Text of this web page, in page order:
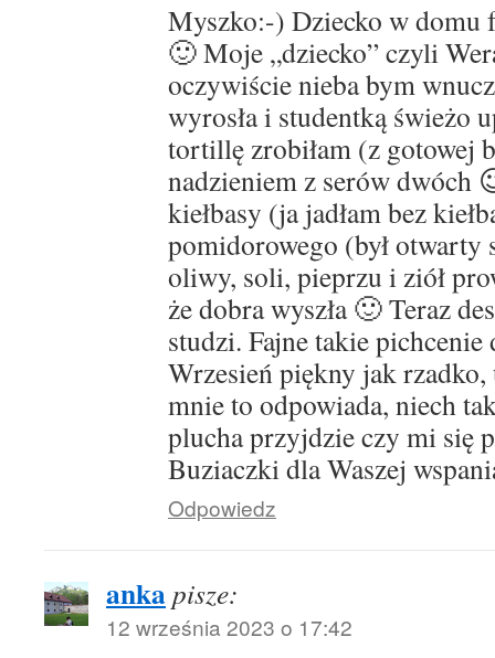
Myszko:-) Dziecko w domu
🙂 Moje „dziecko” czyli
oczywiście nieba bym
wyrosła i studentką świeżo
tortillę zrobiłam (z gotowej
nadzieniem z serów dwóch
kiełbasy (ja jadłam bez
pomidorowego (był otwarty
oliwy, soli, pieprzu i ziół
że dobra wyszła 🙂 Teraz
studzi. Fajne takie
Wrzesień piękny jak
mnie to odpowiada, niech
plucha przyjdzie czy mi się
Buziaczki dla Waszej
Odpowiedz
ankapisze:
12 września 2023 o 17:42